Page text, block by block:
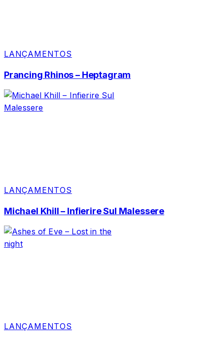
LANÇAMENTOS
Prancing Rhinos – Heptagram
LANÇAMENTOS
Michael Khill – Infierire Sul Malessere
LANÇAMENTOS